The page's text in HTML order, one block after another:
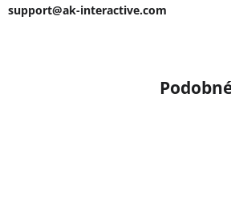
support@ak-interactive.com